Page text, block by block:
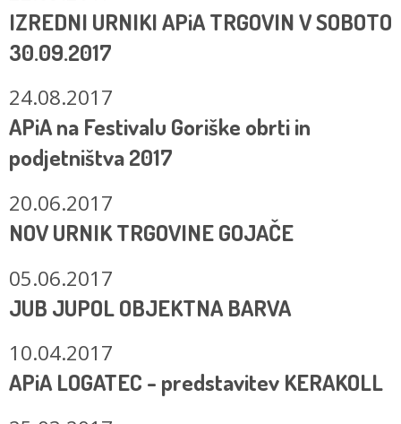
IZREDNI URNIKI APiA TRGOVIN V SOBOTO
30.09.2017
24.08.2017
APiA na Festivalu Goriške obrti in
podjetništva 2017
20.06.2017
NOV URNIK TRGOVINE GOJAČE
05.06.2017
JUB JUPOL OBJEKTNA BARVA
10.04.2017
APiA LOGATEC - predstavitev KERAKOLL